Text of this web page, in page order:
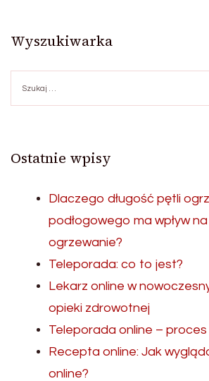
Wyszukiwarka
Ostatnie wpisy
Dlaczego długość pętli
podłogowego ma wpływ
ogrzewanie?
Teleporada: co to jest?
Lekarz online w
opieki zdrowotnej
Teleporada online –
Recepta online: Jak
online?